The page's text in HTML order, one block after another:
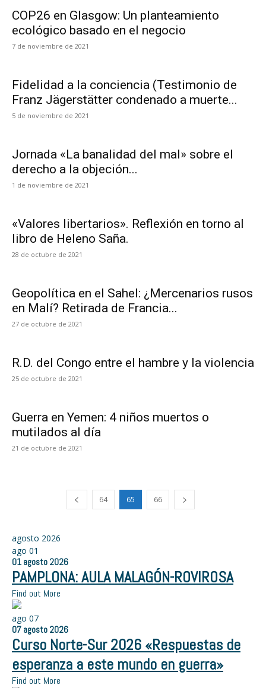
COP26 en Glasgow: Un planteamiento
ecológico basado en el negocio
7 de noviembre de 2021
Fidelidad a la conciencia (Testimonio de
Franz Jägerstätter condenado a muerte...
5 de noviembre de 2021
Jornada «La banalidad del mal» sobre el
derecho a la objeción...
1 de noviembre de 2021
«Valores libertarios». Reflexión en torno al
libro de Heleno Saña.
28 de octubre de 2021
Geopolítica en el Sahel: ¿Mercenarios rusos
en Malí? Retirada de Francia...
27 de octubre de 2021
R.D. del Congo entre el hambre y la violencia
25 de octubre de 2021
Guerra en Yemen: 4 niños muertos o
mutilados al día
21 de octubre de 2021
64 65 66
agosto 2026
ago 01
01 agosto 2026
PAMPLONA: AULA MALAGÓN-ROVIROSA
Find out More
ago 07
07 agosto 2026
Curso Norte-Sur 2026 «Respuestas de
esperanza a este mundo en guerra»
Find out More